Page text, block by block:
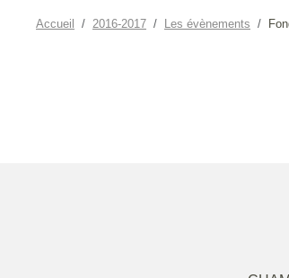
Accueil 2016-2017 Les évènements